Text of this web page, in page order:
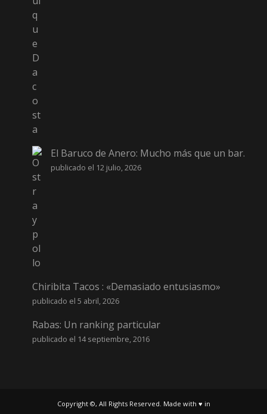
El Baruco de Anero: Mucho más que un bar.
publicado el 12 julio, 2026
Chiribita Tacos : «Demasiado entusiasmo»
publicado el 5 abril, 2026
Rabas: Un ranking particular
publicado el 14 septiembre, 2016
Copyright ©, All Rights Reserved. Made with ♥ in